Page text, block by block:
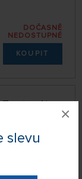
slevu
×
DOČASNĚ
NEDOSTUPNÉ
KOUPIT
Air